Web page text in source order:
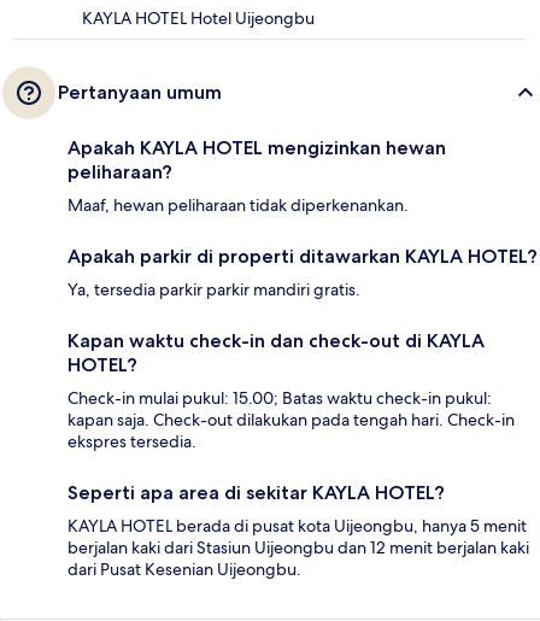
KAYLA HOTEL Hotel Uijeongbu
Pertanyaan umum
Apakah KAYLA HOTEL mengizinkan hewan
peliharaan?
Maaf, hewan peliharaan tidak diperkenankan.
Apakah parkir di properti ditawarkan KAYLA HOTEL?
Ya, tersedia parkir parkir mandiri gratis.
Kapan waktu check-in dan check-out di KAYLA
HOTEL?
Check-in mulai pukul: 15.00; Batas waktu check-in pukul:
kapan saja. Check-out dilakukan pada tengah hari. Check-in
ekspres tersedia.
Seperti apa area di sekitar KAYLA HOTEL?
KAYLA HOTEL berada di pusat kota Uijeongbu, hanya 5 menit
berjalan kaki dari Stasiun Uijeongbu dan 12 menit berjalan kaki
dari Pusat Kesenian Uijeongbu.